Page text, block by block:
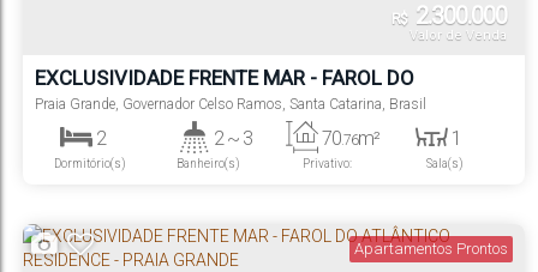
R$ 2.300.000
Valor de Venda
EXCLUSIVIDADE FRENTE MAR - FAROL DO
ATLÂNTICO RESIDENCE - PRAIA GRANDE
Praia Grande, Governador Celso Ramos, Santa Catarina, Brasil
2
Dormitório(s)
2 ~ 3
Banheiro(s) Privativo:
70.76m² 1
Sala(s)
Apartamentos Prontos